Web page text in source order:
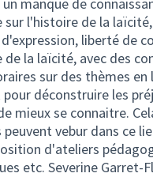
l'histoire de la
liberté de
la laïcité, avec des
sur des thèmes en
déconstruire les
mieux se connaitre.
vebur dans ce
d'ateliers
etc. Severine Garret-